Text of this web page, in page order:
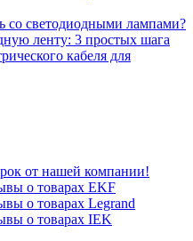
со светодиодными лампами?
ленту: 3 простых шага
кабеля для
от нашей компании!
о товарах EKF
о товарах Legrand
о товарах IEK